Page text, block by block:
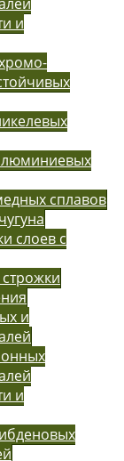
и
сплавов
слоев с
и
и